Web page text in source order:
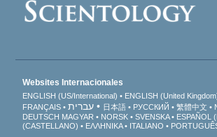
Websites Internacionales
ENGLISH (US/International) ENGLISH (United
FRANÇAIS
עברית 日本語 РУССКИЙ 繁體中文
DEUTSCH MAGYAR NORSK SVENSKA ESPAÑOL
(CASTELLANO)
ΕΛΛΗΝΙΚA ITALIANO